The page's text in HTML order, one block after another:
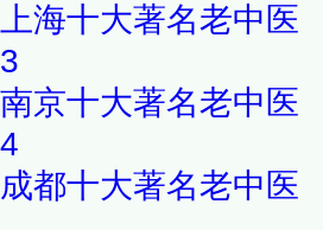
上海十大著名老中医
3
南京十大著名老中医
4
成都十大著名老中医